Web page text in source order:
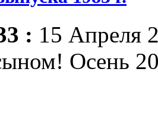
: 15 Апреля
Осень